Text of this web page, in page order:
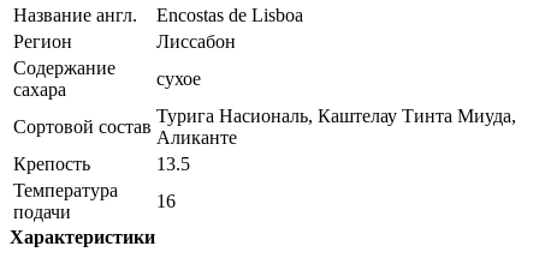
Название англ.
Encostas de Lisboa
Регион
Лиссабон
Содержание
сахара
сухое
Сортовой состав
Турига Насиональ, Каштелау Тинта Миуда,
Аликанте
Крепость
13.5
Температура
подачи
16
Характеристики